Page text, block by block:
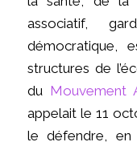
associatif,
démocratique,
structures de
du Mouvement
appelait le 11
le défendre,